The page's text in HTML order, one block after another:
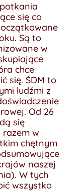
się co
Są to
w
chce
się. ŚDM to
ludźmi z
Od 26
się
razem w
chętnym
naszej
W tych
wszystko